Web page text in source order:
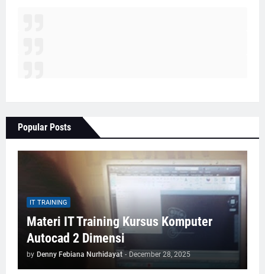
Popular Posts
IT TRAINING
Materi IT Training Kursus Komputer
Autocad 2 Dimensi
by Denny Febiana Nurhidayat - December 28, 2025